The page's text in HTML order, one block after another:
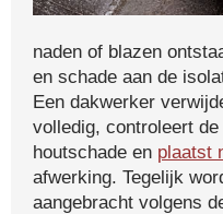
naden of blazen
en schade aan de
Een dakwerker
volledig, controleert
houtschade en plaatst
afwerking. Tegelijk
aangebracht volgens